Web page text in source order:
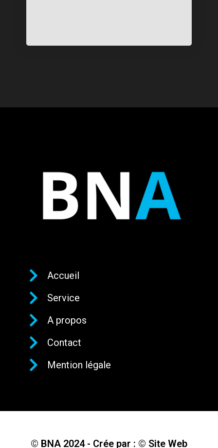
Accueil
Service
A propos
Contact
Mention légale
© BNA 2024 - Crée par : © Site Web